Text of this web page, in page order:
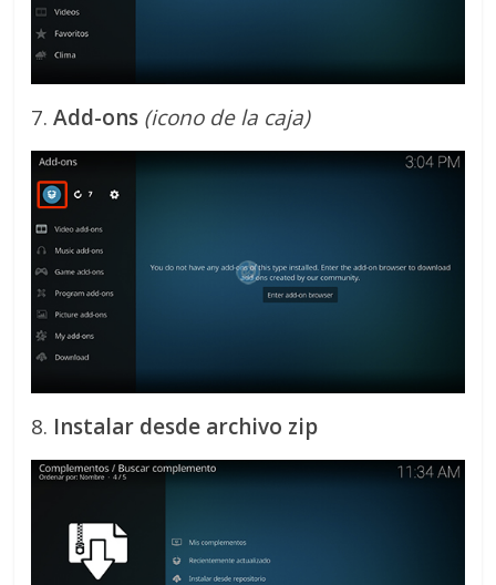
7.Add-ons (icono de la caja)
8. Instalar desde archivo zip